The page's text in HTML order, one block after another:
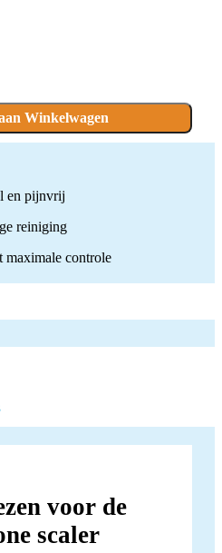
Winkelwagen
en pijnvrij
reiniging
maximale controle
voor de
scaler